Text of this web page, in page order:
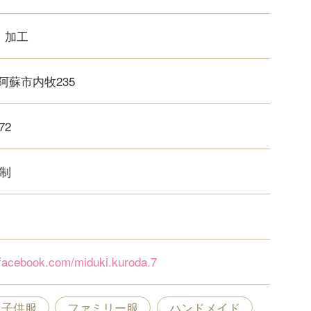
加工
蘇市内牧235
miduki.kuroda.7
子供服 ファミリー服 ハンドメイド